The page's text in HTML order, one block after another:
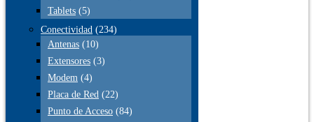
Tablets (5)
Conectividad (234)
Antenas (10)
Extensores (3)
Modem (4)
Placa de Red (22)
Punto de Acceso (84)